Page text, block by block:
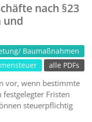
nach §23
und
Baumaßnahmen
alle PDFs
vor, wenn bestimmte
Fristen
steuerpflichtig